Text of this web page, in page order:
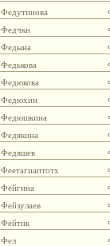
Федутинова
Федчкн
Федына
Федькова
Федюкова
Федюхин
Федюшкина
Федякина
Федяшев
Феетагиаптотх
Фейгина
Фейзулаев
Фейтик
Фел